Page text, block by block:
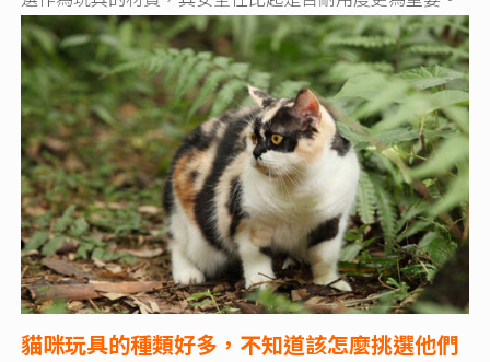
貓咪玩具的種類好多，不知道該怎麼挑選他們